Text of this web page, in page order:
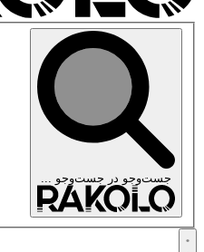
جست‌وجو در جست‌وجو ...